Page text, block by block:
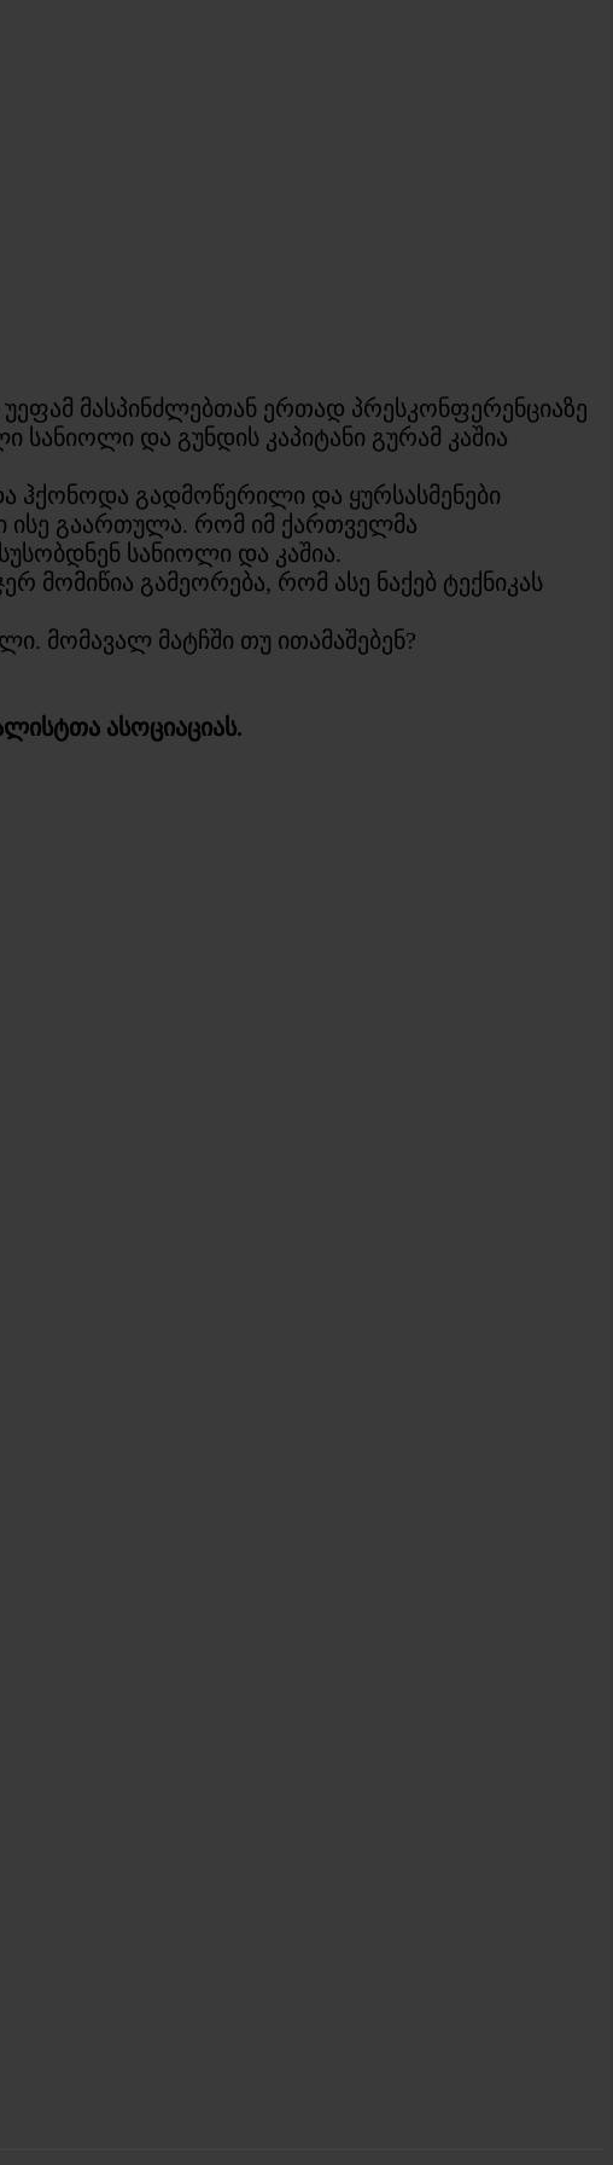
მასპინძლებთან ერთად პრესკონფერენციაზე
და გუნდის კაპიტანი გურამ კაშია
ჰქონოდა გადმოწერილი და ყურსასმენები
ისე გაართულა. რომ იმ ქართველმა
სანიოლი და კაშია.
მომიწია გამეორება, რომ ასე ნაქებ ტექნიკას
მომავალ მატჩში თუ ითამაშებენ?
ასოციაციას.